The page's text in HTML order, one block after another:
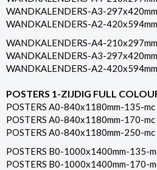
WANDKALENDERS-A3-
WANDKALENDERS-A2-
WANDKALENDERS-A4-
WANDKALENDERS-A3-
WANDKALENDERS-A2-
POSTERS 1-ZIJDIG FULL
POSTERS A0-840x1180mm-135-mc
POSTERS A0-840x1180mm-170-mc
POSTERS A0-840x1180mm-250-mc
POSTERS B0-1000x1400mm-135-
POSTERS B0-1000x1400mm-170-